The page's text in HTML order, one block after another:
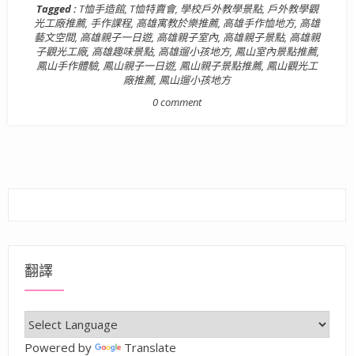
Tagged : T恤手造館, T恤特賣會, 學校戶外教學景點, 戶外教學觀
光工廠推薦, 手作課程, 高雄寓教於樂推薦, 高雄手作恤地方, 高雄
藝文空間, 高雄親子一日遊, 高雄親子室內, 高雄親子景點, 高雄親
子觀光工廠, 高雄趣味景點, 高雄遛小孩地方, 鳳山室內景點推薦,
鳳山手作體驗, 鳳山親子一日遊, 鳳山親子景點推薦, 鳳山觀光工
廠推薦, 鳳山遛小孩地方
0 comment
翻譯
Powered by Translate